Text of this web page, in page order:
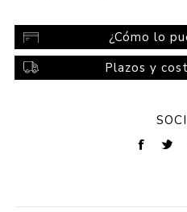
¿Cómo lo
Plazos y